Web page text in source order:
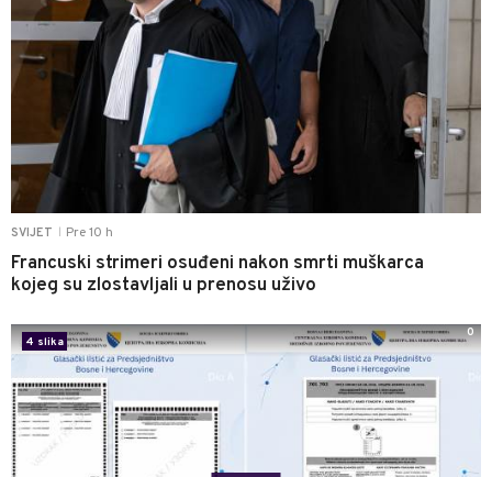
SVIJET Pre 10 h
Francuski strimeri osuđeni nakon smrti muškarca
kojeg su zlostavljali u prenosu uživo
4 slika
0